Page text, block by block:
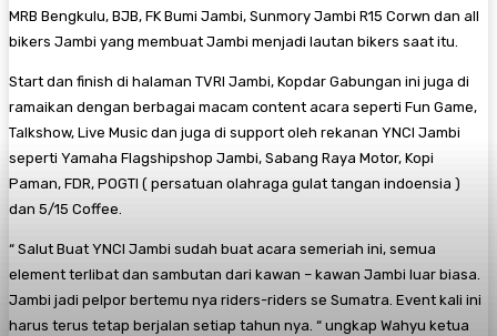
MRB Bengkulu, BJB, FK Bumi Jambi, Sunmory Jambi R15 Corwn dan all
bikers Jambi yang membuat Jambi menjadi lautan bikers saat itu.
Start dan finish di halaman TVRI Jambi, Kopdar Gabungan ini juga di
ramaikan dengan berbagai macam content acara seperti Fun Game,
Talkshow, Live Music dan juga di support oleh rekanan YNCI Jambi
seperti Yamaha Flagshipshop Jambi, Sabang Raya Motor, Kopi
Paman, FDR, POGTI ( persatuan olahraga gulat tangan indoensia )
dan 5/15 Coffee.
“ Salut Buat YNCI Jambi sudah buat acara semeriah ini, semua
element terlibat dan sambutan dari kawan – kawan Jambi luar biasa.
Jambi jadi pelpor bertemu nya riders-riders se Sumatra. Event kali ini
harus terus tetap berjalan setiap tahun nya. “ ungkap Wahyu ketua